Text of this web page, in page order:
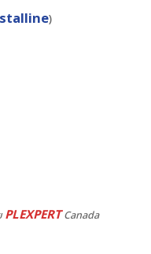
)
PLEXPERTCanada